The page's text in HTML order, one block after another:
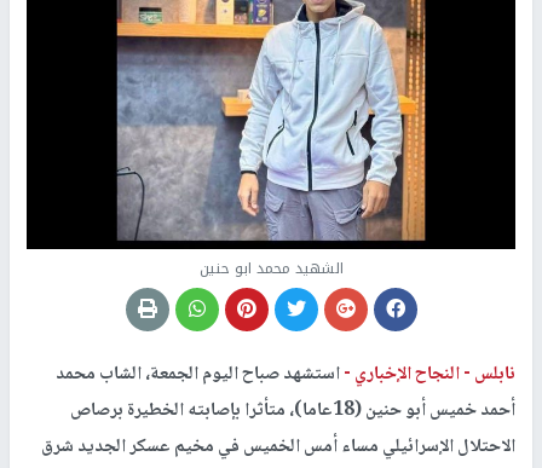
الشهيد محمد ابو حنين
نابلس -النجاح الإخباري -استشهد صباح اليوم الجمعة، الشاب محمد
أحمد خميس أبو حنين (18عاما)، متأثرا بإصابته الخطيرة برصاص
الاحتلال الإسرائيلي مساء أمس الخميس في مخيم عسكر الجديد شرق